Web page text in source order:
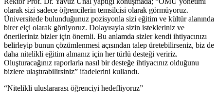
olarak sizi sadece öğrencilerin temsilcisi olarak görmüyoruz.
Üniversitede bulunduğunuz pozisyonla sizi eğitim ve kültür alanında
birer elçi olarak görüyoruz. Dolayısıyla sizin istekleriniz ve
önerileriniz bizler için önemli. Bu anlamda sizler kendi ihtiyacınızı
belirleyip bunun çözümlenmesi açısından talep üretebilirseniz, biz de
daha nitelikli eğitim almanız için her türlü desteği veririz.
Oluşturacağınız raporlarla nasıl bir desteğe ihtiyacınız olduğunu
bizlere ulaştırabilirsiniz” ifadelerini kullandı.
“Nitelikli uluslararası öğrenciyi hedefliyoruz”